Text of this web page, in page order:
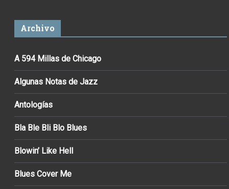
Archivo
A 594 Millas de Chicago
Algunas Notas de Jazz
Antologías
Bla Ble Bli Blo Blues
Blowin’ Like Hell
Blues Cover Me